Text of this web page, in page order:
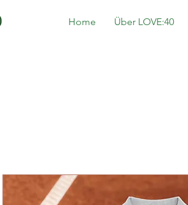
Home Über LOVE:40